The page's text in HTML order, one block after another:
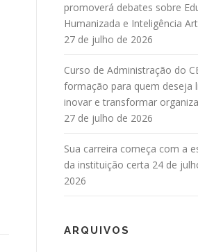
promoverá debates sobre
Humanizada e Inteligência
27 de julho de 2026
Curso de Administração do
formação para quem deseja
inovar e transformar
27 de julho de 2026
Sua carreira começa com a
da instituição certa 24 de
2026
ARQUIVOS